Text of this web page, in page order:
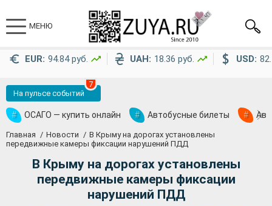
МЕНЮ
EUR: 94.84 руб. UAH: 18.36 руб. USD:
На пульсе событий
7
# ОСАГО — купить онлайн # Автобусные билеты #
Главная Новости
В Крыму на дорогах установлены
передвижные камеры фиксации нарушений ПДД
В Крыму на дорогах установлены
передвижные камеры фиксации
нарушений ПДД